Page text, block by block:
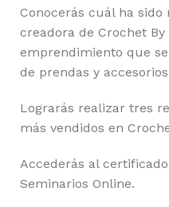
Conocerás cuál ha
creadora de Crochet By
emprendimiento que
de prendas y
Lograrás realizar tres
más vendidos en
Accederás al
Seminarios Online.